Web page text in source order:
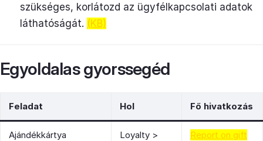
szükséges, korlátozd az ügyfélkapcsolati adatok
láthatóságát. (KB)
Egyoldalas gyorssegéd
Feladat Hol Fő hivatkozás
Ajándékkártya
Loyalty >
Report on gift